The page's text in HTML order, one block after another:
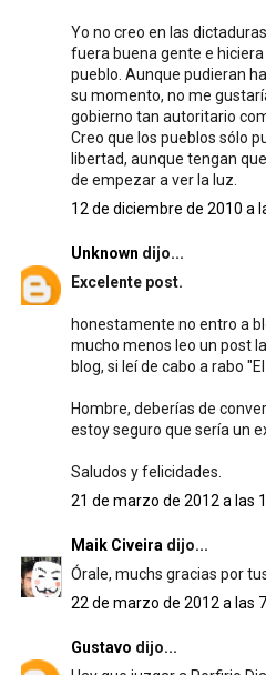
Yo no creo en las
fuera buena gente e hiciera
pueblo. Aunque pudieran
su momento, no me
gobierno tan autoritario
Creo que los pueblos sólo
libertad, aunque tengan
de empezar a ver la luz.
12 de diciembre de 2010 a
Unknown dijo...
Excelente post.
honestamente no entro a
mucho menos leo un post
blog, si leí de cabo a rabo
Hombre, deberías de
estoy seguro que sería un
Saludos y felicidades.
21 de marzo de 2012 a las
Maik Civeira dijo...
Órale, muchs gracias por
22 de marzo de 2012 a las
Gustavo dijo...